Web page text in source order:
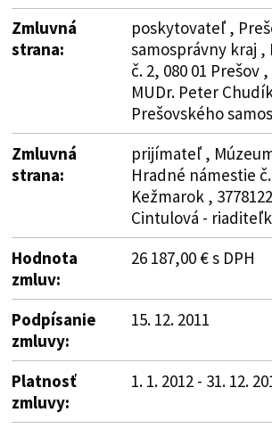
Zmluvná
strana:
poskytovateľ ,
samosprávny kraj
č. 2, 080 01 Prešov
MUDr. Peter
Prešovského
Zmluvná
strana:
prijímateľ ,
Hradné námestie č.
Kežmarok ,
Cintulová -
Hodnota
zmluv:
26 187,00 € s DPH
Podpísanie
zmluvy:
15. 12. 2011
Platnosť
zmluvy:
1. 1. 2012 - 31. 12.